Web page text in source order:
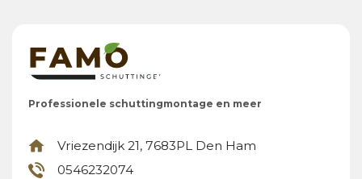
Professionele schuttingmontage en meer
Vriezendijk 21, 7683PL Den Ham
0546232074